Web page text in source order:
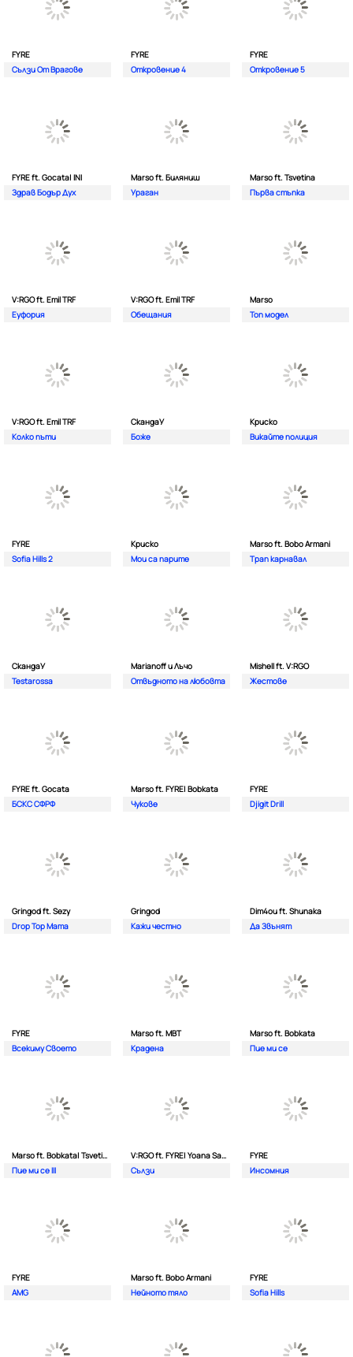
FYRE
Сълзи От Врагове
FYRE
Откровение 4
FYRE
Откровение 5
FYRE ft. Gocata| INI
Здрав Бодър Дух
Marso ft. Биляниш
Ураган
Marso ft. Tsvetina
Първа стъпка
V:RGO ft. Emil TRF
Еуфория
V:RGO ft. Emil TRF
Обещания
Marso
Топ модел
V:RGO ft. Emil TRF
Колко пъти
СкандаУ
Боже
Криско
Викайте полиция
FYRE
Sofia Hills 2
Криско
Мои са парите
Marso ft. Bobo Armani
Трап карнавал
СкандаУ
Testarossa
Marianoff и Лъчо
Отвъдното на любовта
Mishell ft. V:RGO
Жестове
FYRE ft. Gocata
БСКС СФРФ
Marso ft. FYRE| Bobkata
Чукове
FYRE
Djigit Drill
Gringod ft. Sezy
Drop Top Mama
Gringod
Кажи честно
Dim4ou ft. Shunaka
Да Звънят
FYRE
Всекиму Своето
Marso ft. MBT
Крадена
Marso ft. Bobkata
Пие ми се
Marso ft. Bobkata| Tsvetina
Пие ми се III
V:RGO ft. FYRE| Yoana Sashova
Сълзи
FYRE
Инсомния
FYRE
AMG
Marso ft. Bobo Armani
Нейното тяло
FYRE
Sofia Hills